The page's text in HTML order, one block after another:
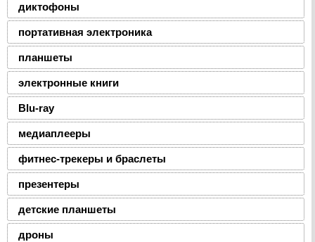
диктофоны
портативная электроника
планшеты
электронные книги
Blu-ray
медиаплееры
фитнес-трекеры и браслеты
презентеры
детские планшеты
дроны